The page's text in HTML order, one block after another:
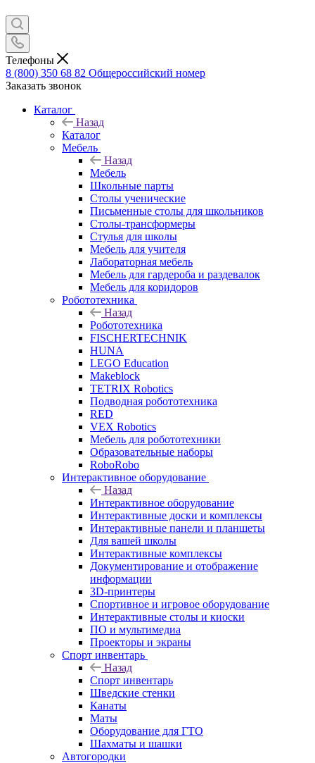
Телефоны
8 (800) 350 68 82 Общероссийский номер
Заказать звонок
Каталог
Назад
Каталог
Мебель
Назад
Мебель
Школьные парты
Столы ученические
Письменные столы для школьников
Столы-трансформеры
Стулья для школы
Мебель для учителя
Лабораторная мебель
Мебель для гардероба и раздевалок
Мебель для коридоров
Робототехника
Назад
Робототехника
FISCHERTECHNIK
HUNA
LEGO Education
Makeblock
TETRIX Robotics
Подводная робототехника
RED
VEX Robotics
Мебель для робототехники
Образовательные наборы
RoboRobo
Интерактивное оборудование
Назад
Интерактивное оборудование
Интерактивные доски и комплексы
Интерактивные панели и планшеты
Для вашей школы
Интерактивные комплексы
Документирование и отображение
информации
3D-принтеры
Спортивное и игровое оборудование
Интерактивные столы и киоски
ПО и мультимедиа
Проекторы и экраны
Спорт инвентарь
Назад
Спорт инвентарь
Шведские стенки
Канаты
Маты
Оборудование для ГТО
Шахматы и шашки
Автогородки